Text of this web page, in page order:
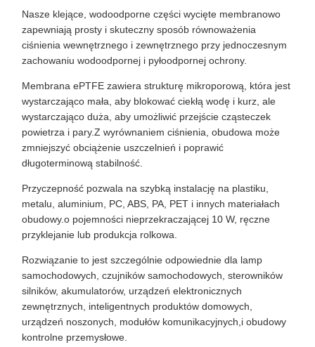
Nasze klejące, wodoodporne części wycięte membranowo
zapewniają prosty i skuteczny sposób równoważenia
ciśnienia wewnętrznego i zewnętrznego przy jednoczesnym
zachowaniu wodoodpornej i pyłoodpornej ochrony.
Membrana ePTFE zawiera strukturę mikroporową, która jest
wystarczająco mała, aby blokować ciekłą wodę i kurz, ale
wystarczająco duża, aby umożliwić przejście cząsteczek
powietrza i pary.Z wyrównaniem ciśnienia, obudowa może
zmniejszyć obciążenie uszczelnień i poprawić
długoterminową stabilność.
Przyczepność pozwala na szybką instalację na plastiku,
metalu, aluminium, PC, ABS, PA, PET i innych materiałach
obudowy.o pojemności nieprzekraczającej 10 W, ręczne
przyklejanie lub produkcja rolkowa.
Rozwiązanie to jest szczególnie odpowiednie dla lamp
samochodowych, czujników samochodowych, sterowników
silników, akumulatorów, urządzeń elektronicznych
zewnętrznych, inteligentnych produktów domowych,
urządzeń noszonych, modułów komunikacyjnych,i obudowy
kontrolne przemysłowe.